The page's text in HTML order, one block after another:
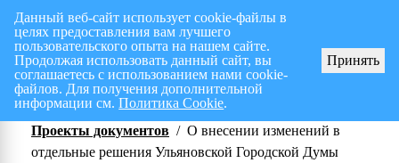
Перспективный план работ на I полугодие 2026 г.
Проекты документов / О внесении изменений в
отдельные решения Ульяновской Городской Думы
Данный веб-сайт использует cookie-файлы в
целях предоставления вам лучшего
пользовательского опыта на нашем сайте.
Продолжая использовать данный сайт, вы
соглашаетесь с использованием нами cookie-
файлов. Для получения дополнительной
информации см.Политика Cookie.
Принять